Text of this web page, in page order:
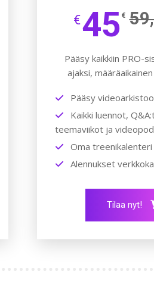
€45 €
Pääsy kaikkiin PRO-
ajaksi,
Pääsy
Kaikki luennot,
teemaviikot ja
Oma
Alennukset
Tilaa nyt!